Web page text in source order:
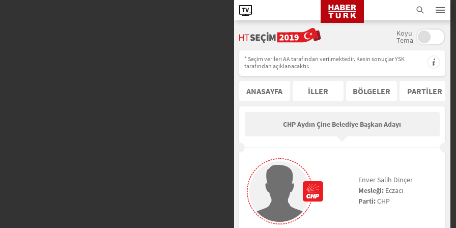
Koyu
Tema
* Seçim verileri AA tarafından verilmektedir. Kesin sonuçlar YSK
tarafından açıklanacaktır.
ANASAYFA İLLER BÖLGELER PARTİLER
CHP Aydın Çine Belediye Başkan Adayı
Enver Salih Dinçer
Mesleği:Eczacı
Parti:CHP